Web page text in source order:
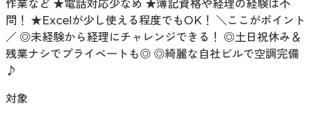
作業など ★電話対応少なめ ★簿記資格や経理の経験は不
問！ ★Excelが少し使える程度でもOK！ ＼ここがポイント
／ ◎未経験から経理にチャレンジできる！ ◎土日祝休み＆
残業ナシでプライベートも◎ ◎綺麗な自社ビルで空調完備
♪
対象